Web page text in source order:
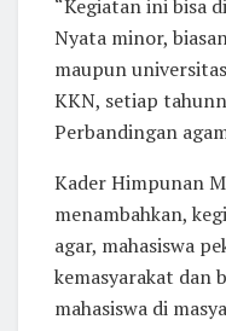
“Kegiatan ini bisa
Nyata minor,
maupun
KKN, setiap
Perbandingan
Kader Himpunan
menambahkan,
agar, mahasiswa
kemasyarakat dan
mahasiswa di